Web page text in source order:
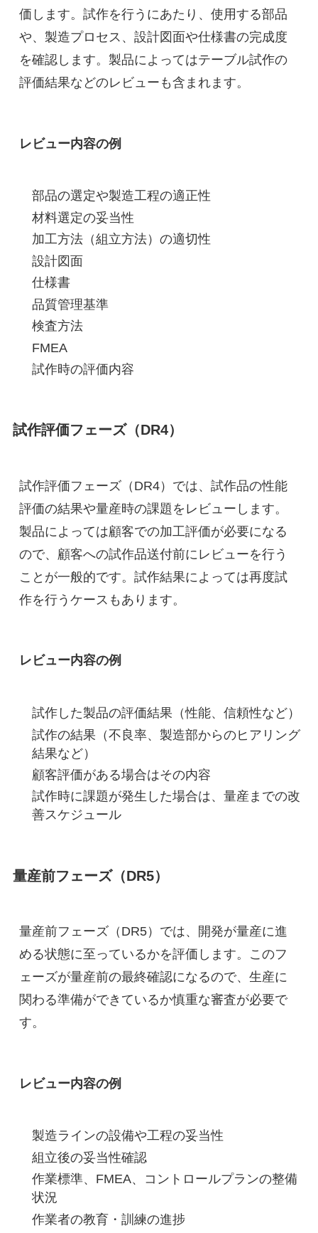
価します。試作を行うにあたり、使用する部品
や、製造プロセス、設計図面や仕様書の完成度
を確認します。製品によってはテーブル試作の
評価結果などのレビューも含まれます。
レビュー内容の例
部品の選定や製造工程の適正性
材料選定の妥当性
加工方法（組立方法）の適切性
設計図面
仕様書
品質管理基準
検査方法
FMEA
試作時の評価内容
試作評価フェーズ（DR4）
試作評価フェーズ（DR4）では、試作品の性能
評価の結果や量産時の課題をレビューします。
製品によっては顧客での加工評価が必要になる
ので、顧客への試作品送付前にレビューを行う
ことが一般的です。試作結果によっては再度試
作を行うケースもあります。
レビュー内容の例
試作した製品の評価結果（性能、信頼性など）
試作の結果（不良率、製造部からのヒアリング
結果など）
顧客評価がある場合はその内容
試作時に課題が発生した場合は、量産までの改
善スケジュール
量産前フェーズ（DR5）
量産前フェーズ（DR5）では、開発が量産に進
める状態に至っているかを評価します。このフ
ェーズが量産前の最終確認になるので、生産に
関わる準備ができているか慎重な審査が必要で
す。
レビュー内容の例
製造ラインの設備や工程の妥当性
組立後の妥当性確認
作業標準、FMEA、コントロールプランの整備
状況
作業者の教育・訓練の進捗